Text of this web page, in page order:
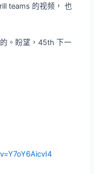
teams 的视频， 也
。盼望，45th 下一